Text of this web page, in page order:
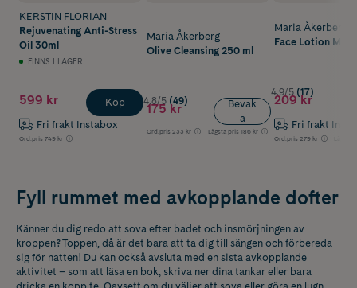
KERSTIN FLORIAN
Rejuvenating Anti-Stress
Oil 30ml
FINNS I LAGER
599 kr
Fri frakt Instabox
Ord.pris 749 kr
Köp
Maria Åkerberg
Olive Cleansing 250 ml
4.8/5 (49)
175 kr
Ord.pris 233 kr Lägsta pris 186 kr
Bevak
a
Maria Åkerberg
Face Lotion
4.9/5 (17)
209 kr
Fri frakt
Ord.pris 279 kr Lägsta
Fyll rummet med avkopplande dofter
Känner du dig redo att sova efter badet och insmörjningen av
kroppen? Toppen, då är det bara att ta dig till sängen och förbereda
sig för natten! Du kan också avsluta med en sista avkopplande
aktivitet – som att läsa en bok, skriva ner dina tankar eller bara